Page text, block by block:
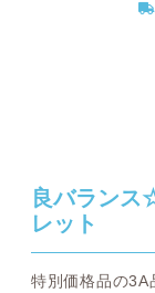
良バランス
レット
特別価格品の3A